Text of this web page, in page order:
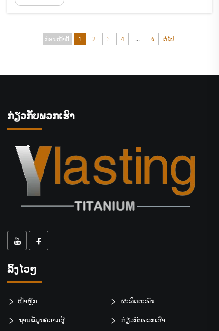
ຂອງຜູ້ຜະລິດໄດ້ທຳການກວດສອບວັດຖຸ ແລະ ຮັບຮອງວ່າ
ກ່ອນໜ້ານີ້ 1 2 3 4 ... 6 ຕໍ່ໄປ
ກ່ຽວກັບພວກເຮົາ
ລິ້ງໄວໆ
ໜ້າຫຼັກ ຜະລິດຕະພັນ
ຖານຂໍ້ມູນຄວາມຮູ້ ກ່ຽວກັບພວກເຮົາ